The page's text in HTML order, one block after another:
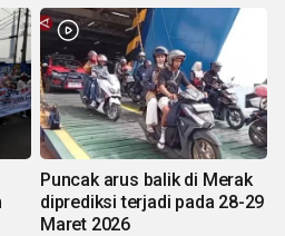
Puncak arus balik di Merak
diprediksi terjadi pada 28-29
Maret 2026